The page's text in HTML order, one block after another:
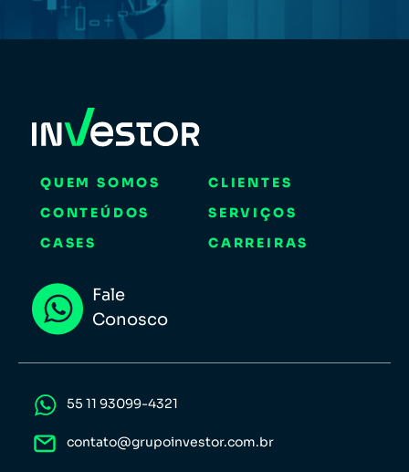
QUEM SOMOS
CLIENTES
CONTEÚDOS
SERVIÇOS
CASES
CARREIRAS
Fale
Conosco
55 11 93099-4321
contato@grupoinvestor.com.br